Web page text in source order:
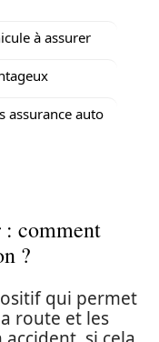
à assurer
assurance auto
: comment
?
qui permet
route et les